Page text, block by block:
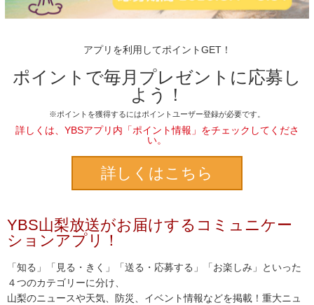
アプリを利用してポイントGET！
ポイントで毎月プレゼントに応募し
よう！
※ポイントを獲得するにはポイントユーザー登録が必要です。
詳しくは、YBSアプリ内「ポイント情報」をチェックしてくださ
い。
詳しくはこちら
YBS山梨放送がお届けするコミュニケー
ションアプリ！
「知る」「見る・きく」「送る・応募する」「お楽しみ」といった
４つのカテゴリーに分け、
山梨のニュースや天気、防災、イベント情報などを掲載！重大ニュ